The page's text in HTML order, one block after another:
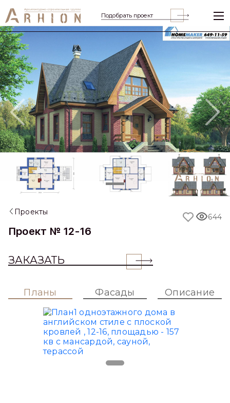
Подобрать проект
Previous
Проекты
Проект № 12-16
ЗАКАЗАТЬ
644
Планы Фасады Описание